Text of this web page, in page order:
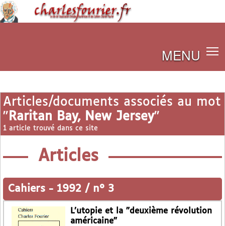
MENU
Articles/documents associés au mot
" Raritan Bay, New Jersey"
1 article trouvé dans ce site
Articles
Cahiers - 1992 / n° 3
L’utopie et la "deuxième révolution
américaine"